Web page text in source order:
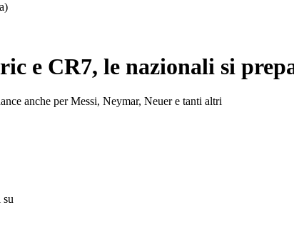
e CR7, le nazionali si
anche per Messi, Neymar, Neuer e tanti altri
su